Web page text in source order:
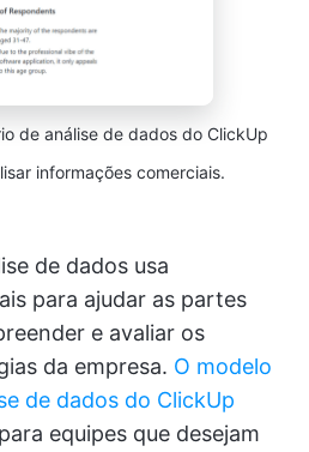
de análise de dados do ClickUp
informações comerciais.
de dados usa
para ajudar as partes
e avaliar os
da empresa. O modelo
de dados do ClickUp
equipes que desejam